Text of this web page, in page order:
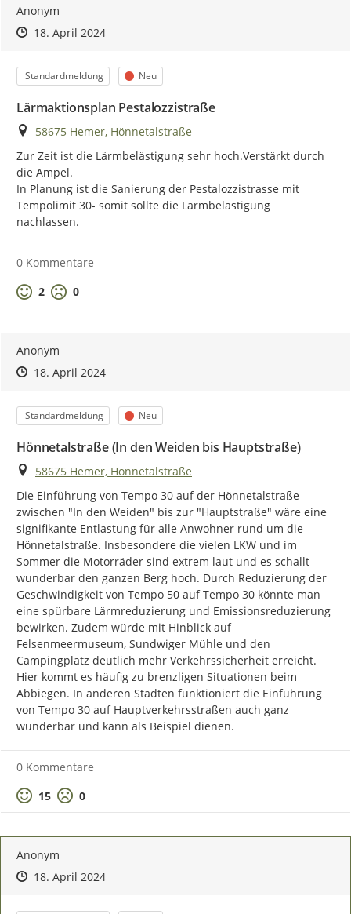
Anonym
Zeitpunkt des Erstellens
Zeitpunkt des Erstellens
18. April 2024Zur Äußerung
Kategorie
Standardmeldung Status
Neu
Lärmaktionsplan Pestalozzistraße
Ort
58675 Hemer, Hönnetalstraße
Zur Zeit ist die Lärmbelästigung sehr hoch.Verstärkt durch
die Ampel.
In Planung ist die Sanierung der Pestalozzistrasse mit
Tempolimit 30- somit sollte die Lärmbelästigung
nachlassen.
0 Kommentare
Positive Bewertung
2 Negative Bewertung
0
Anonym
Zeitpunkt des Erstellens
Zeitpunkt des Erstellens
18. April 2024Zur Äußerung
Kategorie
Standardmeldung Status
Neu
Hönnetalstraße (In den Weiden bis Hauptstraße)
Ort
58675 Hemer, Hönnetalstraße
Die Einführung von Tempo 30 auf der Hönnetalstraße
zwischen "In den Weiden" bis zur "Hauptstraße" wäre eine
signifikante Entlastung für alle Anwohner rund um die
Hönnetalstraße. Insbesondere die vielen LKW und im
Sommer die Motorräder sind extrem laut und es schallt
wunderbar den ganzen Berg hoch. Durch Reduzierung der
Geschwindigkeit von Tempo 50 auf Tempo 30 könnte man
eine spürbare Lärmreduzierung und Emissionsreduzierung
bewirken. Zudem würde mit Hinblick auf
Felsenmeermuseum, Sundwiger Mühle und den
Campingplatz deutlich mehr Verkehrssicherheit erreicht.
Hier kommt es häufig zu brenzligen Situationen beim
Abbiegen. In anderen Städten funktioniert die Einführung
von Tempo 30 auf Hauptverkehrsstraßen auch ganz
wunderbar und kann als Beispiel dienen.
0 Kommentare
Positive Bewertung
15 Negative Bewertung
0
Anonym
Zeitpunkt des Erstellens
Zeitpunkt des Erstellens
18. April 2024Zur Äußerung